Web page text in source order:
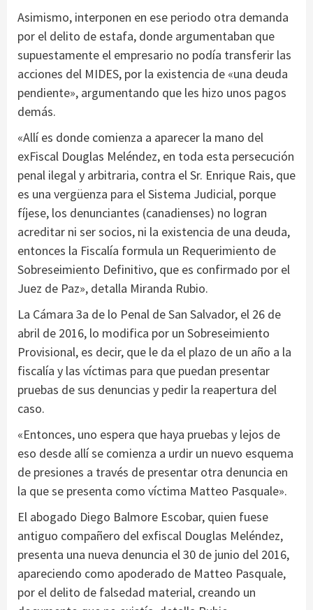
Asimismo, interponen en ese periodo otra demanda
por el delito de estafa, donde argumentaban que
supuestamente el empresario no podía transferir las
acciones del MIDES, por la existencia de «una deuda
pendiente», argumentando que les hizo unos pagos
demás.
«Allí es donde comienza a aparecer la mano del
exFiscal Douglas Meléndez, en toda esta persecución
penal ilegal y arbitraria, contra el Sr. Enrique Rais, que
es una vergüenza para el Sistema Judicial, porque
fíjese, los denunciantes (canadienses) no logran
acreditar ni ser socios, ni la existencia de una deuda,
entonces la Fiscalía formula un Requerimiento de
Sobreseimiento Definitivo, que es confirmado por el
Juez de Paz», detalla Miranda Rubio.
La Cámara 3a de lo Penal de San Salvador, el 26 de
abril de 2016, lo modifica por un Sobreseimiento
Provisional, es decir, que le da el plazo de un año a la
fiscalía y las víctimas para que puedan presentar
pruebas de sus denuncias y pedir la reapertura del
caso.
«Entonces, uno espera que haya pruebas y lejos de
eso desde allí se comienza a urdir un nuevo esquema
de presiones a través de presentar otra denuncia en
la que se presenta como víctima Matteo Pasquale».
El abogado Diego Balmore Escobar, quien fuese
antiguo compañero del exfiscal Douglas Meléndez,
presenta una nueva denuncia el 30 de junio del 2016,
apareciendo como apoderado de Matteo Pasquale,
por el delito de falsedad material, creando un